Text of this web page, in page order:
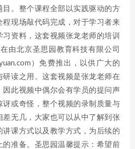
目。整个课程全部以实践驱动的方
程现场敲代码完成，对于学习者来
资料，这套视频张龙老师的培训
由北京圣思园教育科技有限公司
）免费推出，以供广大的
读之用。这套视频是张龙老师在
因此视频中偶尔会有学员的提问声
讶或奇怪，整个视频的录制质量与
差无几，大家也可以从中了解到张
课方式以及教学方式，为后续的
的准备。圣思园温馨提示：希望前